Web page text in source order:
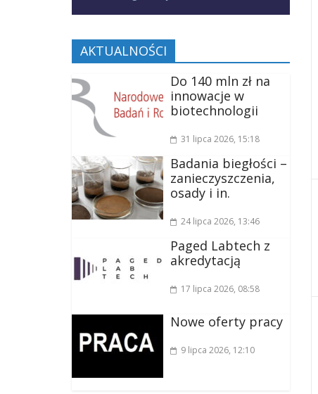
AKTUALNOŚCI
Do 140 mln zł na
innowacje w
biotechnologii
31 lipca 2026, 15:18
Badania biegłości –
zanieczyszczenia,
osady i in.
24 lipca 2026, 13:46
Paged Labtech z
akredytacją
17 lipca 2026, 08:58
Nowe oferty pracy
9 lipca 2026, 12:10